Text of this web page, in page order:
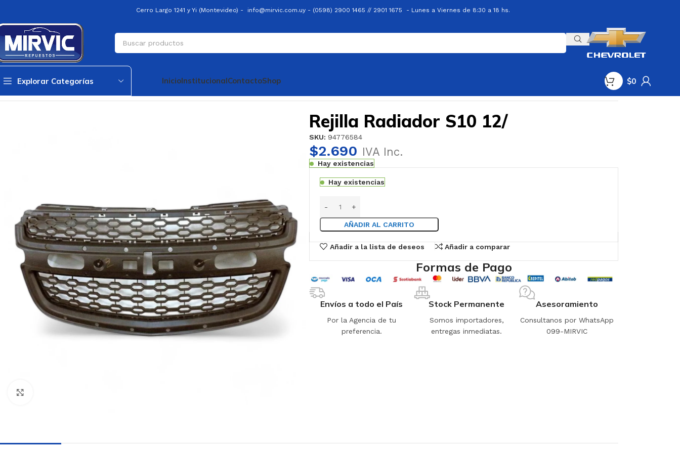
Cerro Largo 1241 y Yi (Montevideo) - info@mirvic.com.uy - (0598) 2900 1465 // 2901 1675 - Lunes a Viernes de 8:30 a 18 hs.
Explorar Categorías InicioInstitucionalContactoShop $0
Rejilla Radiador S10 12/
SKU: 94776584
$2.690 IVA Inc.
Hay existencias
Hay existencias
AÑADIR AL CARRITO
Añadir a la lista de deseos Añadir a comparar
Formas de Pago
Envíos a todo el País
Por la Agencia de tu
preferencia.
Stock Permanente
Somos importadores,
entregas inmediatas.
Asesoramiento
Consultanos por WhatsApp
099-MIRVIC